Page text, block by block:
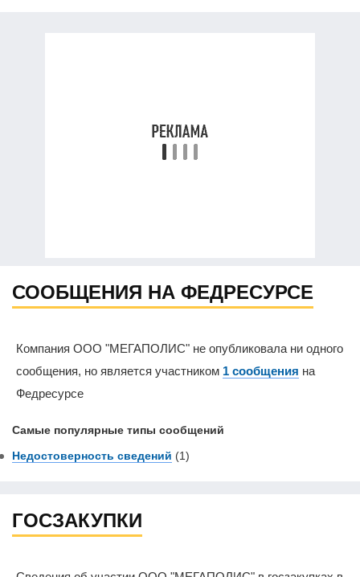
СООБЩЕНИЯ НА ФЕДРЕСУРСЕ
Компания ООО "МЕГАПОЛИС" не опубликовала ни одного
сообщения, но является участником 1 сообщения на
Федресурсе
Самые популярные типы сообщений
Недостоверность сведений (1)
ГОСЗАКУПКИ